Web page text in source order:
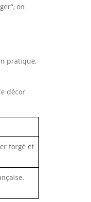
on
pratique,
décor
forgé et